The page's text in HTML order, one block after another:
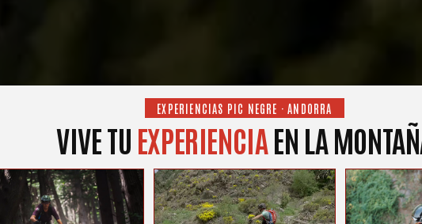
EXPERIENCIAS PIC NEGRE · ANDORRA
VIVE TU EXPERIENCIAEN LA